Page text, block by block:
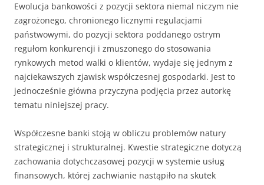
Ewolucja bankowości z pozycji sektora niemal niczym nie
zagrożonego, chronionego licznymi regulacjami
państwowymi, do pozycji sektora poddanego ostrym
regułom konkurencji i zmuszonego do stosowania
rynkowych metod walki o klientów, wydaje się jednym z
najciekawszych zjawisk współczesnej gospodarki. Jest to
jednocześnie główna przyczyna podjęcia przez autorkę
tematu niniejszej pracy.
Współczesne banki stoją w obliczu problemów natury
strategicznej i strukturalnej. Kwestie strategiczne dotyczą
zachowania dotychczasowej pozycji w systemie usług
finansowych, której zachwianie nastąpiło na skutek